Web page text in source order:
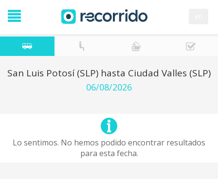
San Luis Potosí (SLP) hasta Ciudad Valles (SLP)
06/08/2026
Lo sentimos. No hemos podido encontrar resultados
para esta fecha.